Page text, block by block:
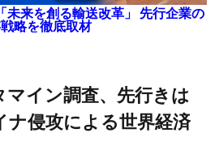
未来を創る輸送改革」 先行企業の
略を徹底取材
ナ侵攻による世界経済